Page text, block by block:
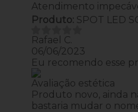
Atendimento
Produto: SPOT LED
Rafael C.
06/06/2023
Eu recomendo esse
Avaliação estética
Produto novo, ainda
bastaria mudar o